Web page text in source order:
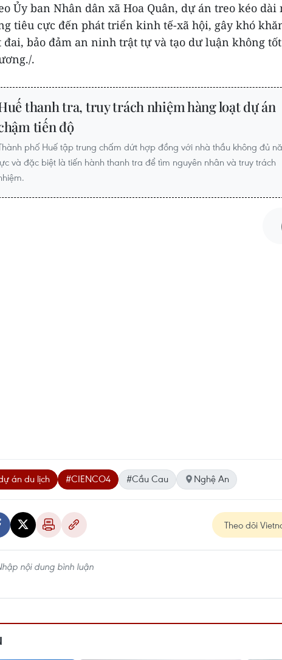
Ủy ban Nhân dân xã Hoa Quân, dự án treo kéo dài
tiêu cực đến phát triển kinh tế-xã hội, gây khó
đai, bảo đảm an ninh trật tự và tạo dư luận không
.​
thanh tra, truy trách nhiệm hàng loạt dự án
tiến độ
phố Huế tập trung chấm dứt hợp đồng với nhà thầu không đủ
và đặc biệt là tiến hành thanh tra để tìm nguyên nhân và truy trách
án du lịch #CIENCO4 #Cầu Cau Nghệ An
Theo dõi